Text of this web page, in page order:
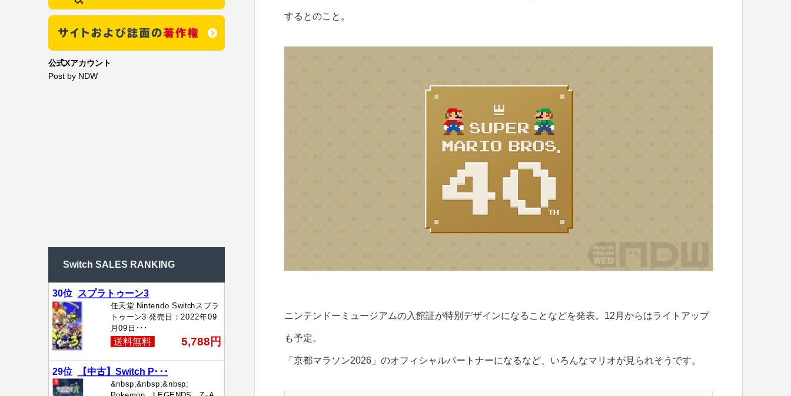
するとのこと。
ニンテンドーミュージアムの入館証が特別デザインになることなどを発表。12月からはライトアップ
も予定。
「京都マラソン2026」のオフィシャルパートナーになるなど、いろんなマリオが見られそうです。
公式Xアカウント
Post by NDW
Switch SALES RANKING